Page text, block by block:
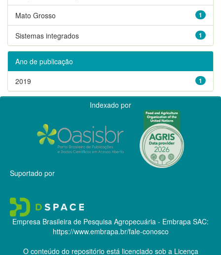
1
Mato Grosso
1
Sistemas integrados
Ano de publicação
1
2019
Indexado por
Suportado por
Empresa Brasileira de Pesquisa Agropecuária - Embrapa SAC:
https://www.embrapa.br/fale-conosco
O conteúdo do repositório está licenciado sob a Licença